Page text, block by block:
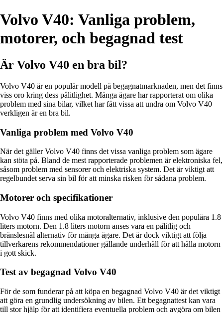
Volvo V40: Vanliga problem,
motorer, och begagnad test
Är Volvo V40 en bra bil?
Volvo V40 är en populär modell på begagnatmarknaden, men det finns
viss oro kring dess pålitlighet. Många ägare har rapporterat om olika
problem med sina bilar, vilket har fått vissa att undra om Volvo V40
verkligen är en bra bil.
Vanliga problem med Volvo V40
När det gäller Volvo V40 finns det vissa vanliga problem som ägare
kan stöta på. Bland de mest rapporterade problemen är elektroniska fel,
såsom problem med sensorer och elektriska system. Det är viktigt att
regelbundet serva sin bil för att minska risken för sådana problem.
Motorer och specifikationer
Volvo V40 finns med olika motoralternativ, inklusive den populära 1.8
liters motorn. Den 1.8 liters motorn anses vara en pålitlig och
bränslesnål alternativ för många ägare. Det är dock viktigt att följa
tillverkarens rekommendationer gällande underhåll för att hålla motorn
i gott skick.
Test av begagnad Volvo V40
För de som funderar på att köpa en begagnad Volvo V40 är det viktigt
att göra en grundlig undersökning av bilen. Ett begagnattest kan vara
till stor hjälp för att identifiera eventuella problem och avgöra om bilen